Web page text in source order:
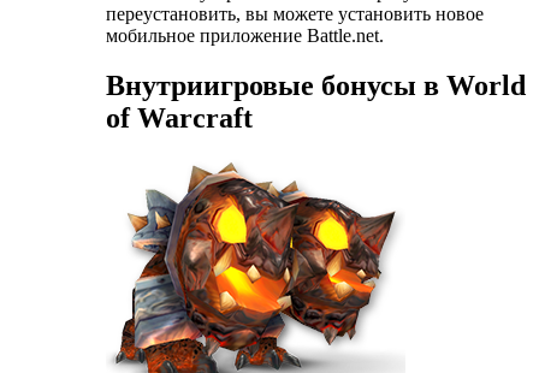
переустановить, вы можете установить новое
мобильное приложение Battle.net.
Внутриигровые бонусы в World
of Warcraft